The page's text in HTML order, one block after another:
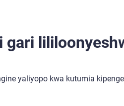
gari
yaliyopo kwa kutumia